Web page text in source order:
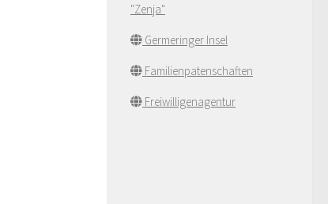
"Zenja"
Germeringer Insel
Familienpatenschaften
Freiwilligenagentur